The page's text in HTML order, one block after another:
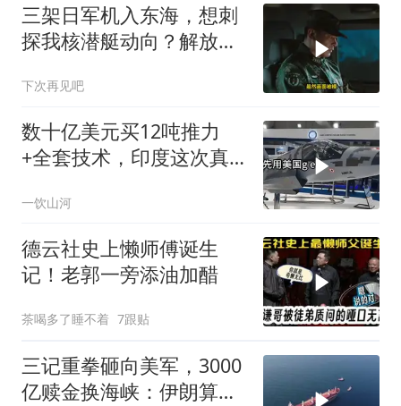
三架日军机入东海，想刺
探我核潜艇动向？解放军
下次再见吧
数十亿美元买12吨推力
+全套技术，印度这次真
一饮山河
德云社史上懒师傅诞生
记！老郭一旁添油加醋
茶喝多了睡不着 7跟贴
三记重拳砸向美军，3000
亿赎金换海峡：伊朗算准